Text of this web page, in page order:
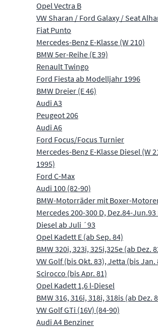
Opel Vectra B
VW Sharan / Ford Galaxy / Seat
Fiat Punto
Mercedes-Benz E-Klasse (W 210)
BMW 5er-Reihe (E 39)
Renault Twingo
Ford Fiesta ab Modelljahr 1996
BMW Dreier (E 46)
Audi A3
Peugeot 206
Audi A6
Ford Focus/Focus Turnier
Mercedes-Benz E-Klasse Diesel (W
1995)
Ford C-Max
Audi 100 (82-90)
BMW-Motorräder mit Boxer-
Mercedes 200-300 D, Dez.84-Jun.93
Diesel ab Juli ´93
Opel Kadett E (ab Sep. 84)
BMW 320i, 323i, 325i,325e (ab Dez.
VW Golf (bis Okt. 83), Jetta (bis Jan.
Scirocco (bis Apr. 81)
Opel Kadett 1,6 l-Diesel
BMW 316, 316i, 318i, 318is (ab Dez.
VW Golf GTi (16V) (84-90)
Audi A4 Benziner